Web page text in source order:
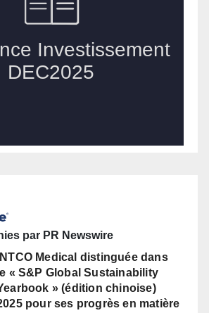
par PR Newswire
INTCO Medical distinguée dans
le « S&P Global Sustainability
» (édition chinoise)
pour ses progrès en matière